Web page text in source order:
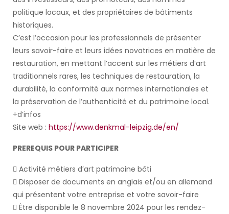
politique locaux, et des propriétaires de bâtiments
historiques.
C’est l’occasion pour les professionnels de présenter
leurs savoir-faire et leurs idées novatrices en matière de
restauration, en mettant l’accent sur les métiers d’art
traditionnels rares, les techniques de restauration, la
durabilité, la conformité aux normes internationales et
la préservation de l’authenticité et du patrimoine local.
+d’infos
Site web : https://www.denkmal-leipzig.de/en/
PREREQUIS POUR PARTICIPER
 Activité métiers d’art patrimoine bâti
 Disposer de documents en anglais et/ou en allemand
qui présentent votre entreprise et votre savoir-faire
 Être disponible le 8 novembre 2024 pour les rendez-